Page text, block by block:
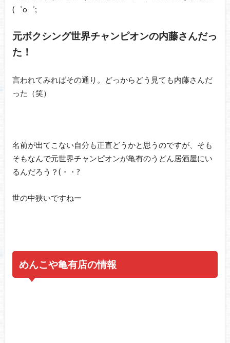
(゜o゜;
元ボクシング世界チャンピオンの内藤さんだっ
た！
言われてみればその通り。どっからどう見ても内藤さんだ
った（笑）
名前が出てこない自分も正直どうかと思うのですが、そも
そもなんで元世界チャンピオンが亀有のうどん居酒屋にい
るんだろう？(・・?
世の中狭いですねー
めんこや亀有店の情報